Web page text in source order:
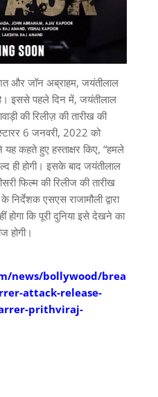
और जॉन अब्राहम, जयंतीलाल
है। इससे पहले दिन में, जयंतीलाल
की रिलीज़ की तारीख की
6 जनवरी, 2022 को
यह कहते हुए हस्ताक्षर किए, “हमले
ही होगी। इसके बाद जयंतीलाल
फिल्म की रिलीज की तारीख
निर्देशक एसएस राजामौली द्वारा
कि पूरी दुनिया इसे देखने का
होगी।
news/bollywood/brea
attack-release-
prithviraj-